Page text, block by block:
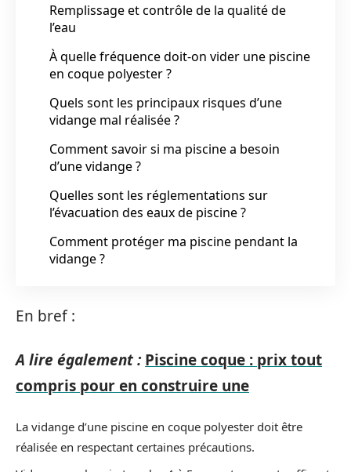
Remplissage et contrôle de la qualité de
l’eau
À quelle fréquence doit-on vider une piscine
en coque polyester ?
Quels sont les principaux risques d’une
vidange mal réalisée ?
Comment savoir si ma piscine a besoin
d’une vidange ?
Quelles sont les réglementations sur
l’évacuation des eaux de piscine ?
Comment protéger ma piscine pendant la
vidange ?
En bref :
A lire également : Piscine coque : prix tout
compris pour en construire une
La vidange d’une piscine en coque polyester doit être
réalisée en respectant certaines précautions.